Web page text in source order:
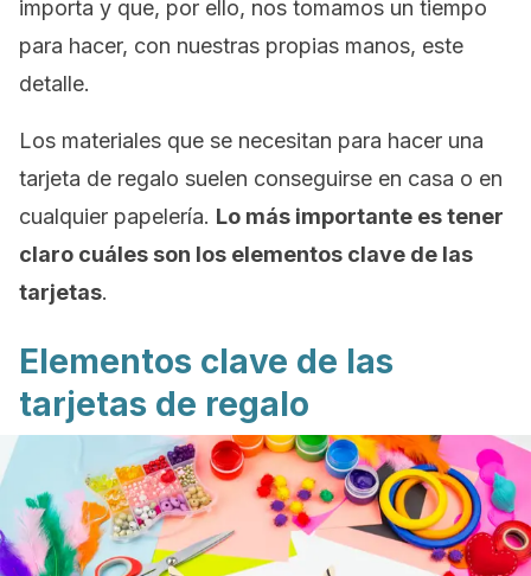
importa y que, por ello, nos tomamos un tiempo
para hacer, con nuestras propias manos, este
detalle.
Los materiales que se necesitan para hacer una
tarjeta de regalo suelen conseguirse en casa o en
cualquier papelería. Lo más importante es tener
claro cuáles son los elementos clave de las
tarjetas.
Elementos clave de las
tarjetas de regalo